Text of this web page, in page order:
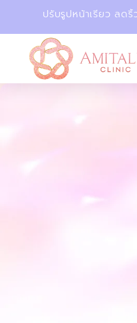
ปรับรูปหน้าเรียว ลด